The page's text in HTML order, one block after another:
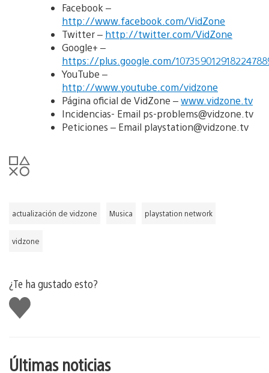
Facebook –
http://www.facebook.com/VidZone
Twitter – http://twitter.com/VidZone
Google+ –
https://plus.google.com/
YouTube –
http://www.youtube.com/vidzone
Página oficial de VidZone –www.vidzone.tv
Incidencias- Email ps-problems@vidzone.tv
Peticiones – Email playstation@vidzone.tv
actualización de vidzone Musica playstation network
vidzone
¿Te ha gustado esto?
Me
gusta
Últimas noticias